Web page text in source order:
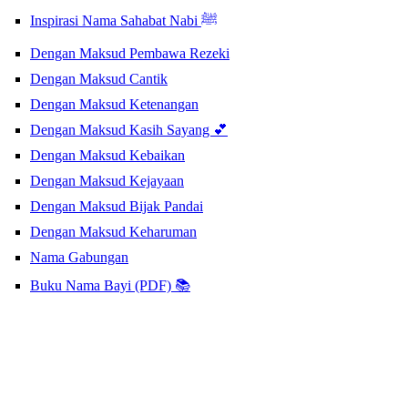
Inspirasi Nama Sahabat Nabi ﷺ
Dengan Maksud Pembawa Rezeki
Dengan Maksud Cantik
Dengan Maksud Ketenangan
Dengan Maksud Kasih Sayang 💕
Dengan Maksud Kebaikan
Dengan Maksud Kejayaan
Dengan Maksud Bijak Pandai
Dengan Maksud Keharuman
Nama Gabungan
Buku Nama Bayi (PDF) 📚